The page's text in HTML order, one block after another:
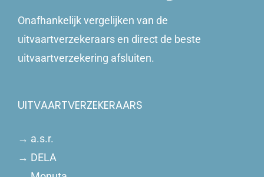
Onafhankelijk vergelijken van de
uitvaartverzekeraars en direct de beste
uitvaartverzekering afsluiten.
UITVAARTVERZEKERAARS
→ a.s.r.
→ DELA